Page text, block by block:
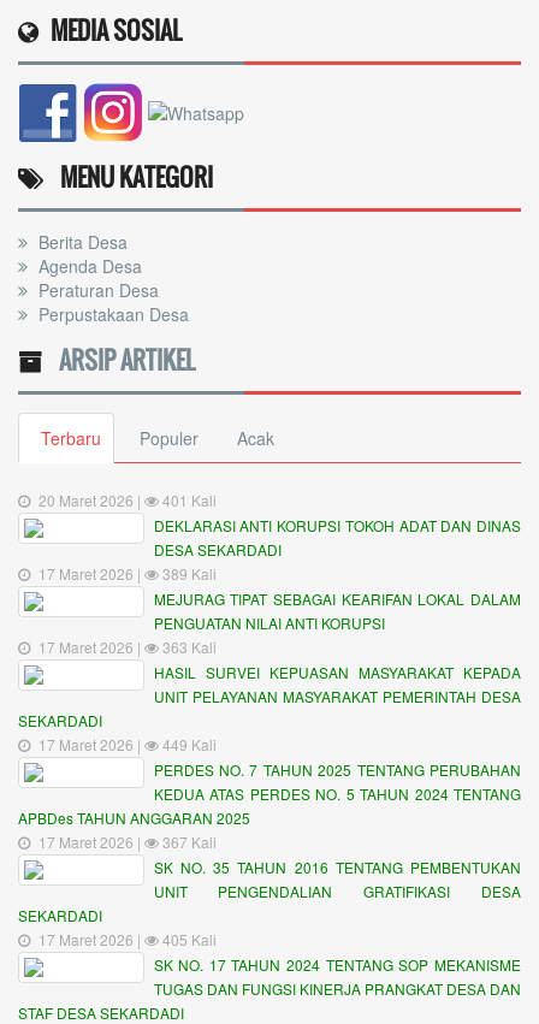
MEDIA SOSIAL
MENU KATEGORI
Berita Desa
Agenda Desa
Peraturan Desa
Perpustakaan Desa
ARSIP ARTIKEL
Terbaru Populer Acak
20 Maret 2026 |
401 Kali
DEKLARASI ANTI KORUPSI TOKOH ADAT DAN DINAS
DESA SEKARDADI
17 Maret 2026 |
389 Kali
MEJURAG TIPAT SEBAGAI KEARIFAN LOKAL DALAM
PENGUATAN NILAI ANTI KORUPSI
17 Maret 2026 |
363 Kali
HASIL SURVEI KEPUASAN MASYARAKAT KEPADA
UNIT PELAYANAN MASYARAKAT PEMERINTAH DESA
SEKARDADI
17 Maret 2026 |
449 Kali
PERDES NO. 7 TAHUN 2025 TENTANG PERUBAHAN
KEDUA ATAS PERDES NO. 5 TAHUN 2024 TENTANG
APBDes TAHUN ANGGARAN 2025
17 Maret 2026 |
367 Kali
SK NO. 35 TAHUN 2016 TENTANG PEMBENTUKAN
UNIT PENGENDALIAN GRATIFIKASI DESA
SEKARDADI
17 Maret 2026 |
405 Kali
SK NO. 17 TAHUN 2024 TENTANG SOP MEKANISME
TUGAS DAN FUNGSI KINERJA PRANGKAT DESA DAN
STAF DESA SEKARDADI